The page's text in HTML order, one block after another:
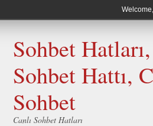
Welcome,
Sohbet
Sohbet Hattı,
Sohbet
Canlı Sohbet Hatları